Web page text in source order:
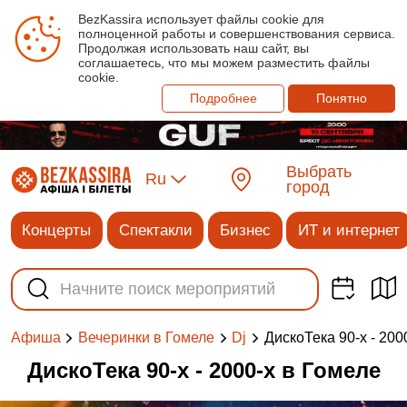
BezKassira использует файлы cookie для
полноценной работы и совершенствования сервиса.
Продолжая использовать наш сайт, вы
соглашаетесь, что мы можем разместить файлы
cookie.
Подробнее
Понятно
Ru
Выбрать
город
Концерты Спектакли Бизнес ИТ и интернет
Афиша Вечеринки в Гомеле Dj ДискоТека 90-х -
ДискоТека 90-х - 2000-х в Гомеле